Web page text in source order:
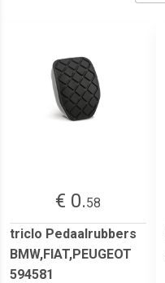
€ 0.58
triclo Pedaalrubbers
BMW,FIAT,PEUGEOT
594581